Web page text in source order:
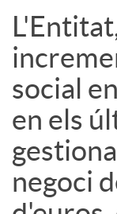
s
social
en els
negoci